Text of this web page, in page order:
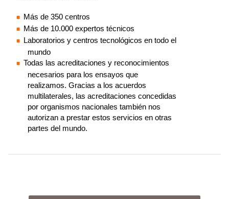
Más de 350 centros
Más de 10.000 expertos técnicos
Laboratorios y centros tecnológicos en todo el
mundo
Todas las acreditaciones y reconocimientos
necesarios para los ensayos que
realizamos. Gracias a los acuerdos
multilaterales, las acreditaciones concedidas
por organismos nacionales también nos
autorizan a prestar estos servicios en otras
partes del mundo.